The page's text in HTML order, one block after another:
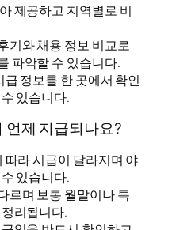
제공하고 지역별로 비
기와 채용 정보 비교로
파악할 수 있습니다.
정보를 한 곳에서 확인
있습니다.
언제 지급되나요?
따라 시급이 달라지며 야
있습니다.
르며 보통 월말이나 특
리됩니다.